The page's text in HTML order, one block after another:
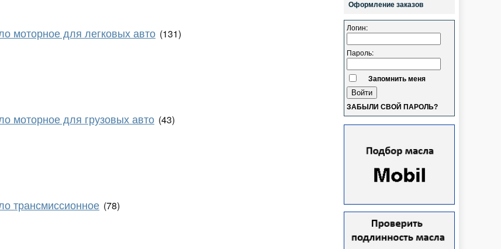
моторное для легковых авто (131)
моторное для грузовых авто (43)
трансмиссионное (78)
Оформление заказов
Логин:
Пароль:
Запомнить меня
ЗАБЫЛИ СВОЙ ПАРОЛЬ?